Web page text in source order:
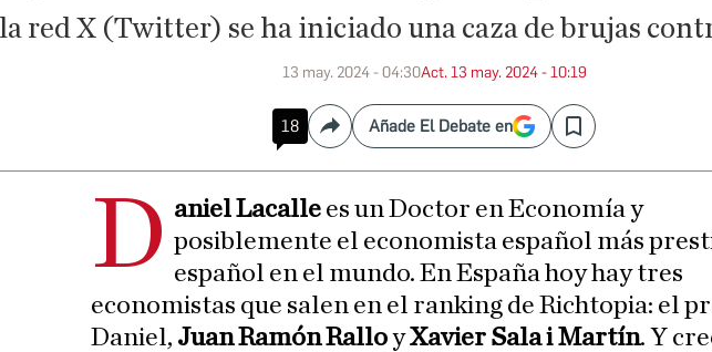
red X (Twitter) se ha iniciado una caza de brujas
13 may. 2024 - 04:30Act. 13 may. 2024 - 10:19
18 CompartirAñade El Debate en Save
D aniel Lacalle es un Doctor en Economía y
posiblemente el economista español más
español en el mundo. En España hoy hay tres
economistas que salen en el ranking de Richtopia: el
Daniel, Juan Ramón RalloyXavier Sala i Martín. Y